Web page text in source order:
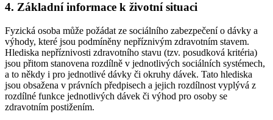
4. Základní informace k životní situaci
Fyzická osoba může požádat ze sociálního zabezpečení o dávky a
výhody, které jsou podmíněny nepříznivým zdravotním stavem.
Hlediska nepříznivosti zdravotního stavu (tzv. posudková kritéria)
jsou přitom stanovena rozdílně v jednotlivých sociálních systémech,
a to někdy i pro jednotlivé dávky či okruhy dávek. Tato hlediska
jsou obsažena v právních předpisech a jejich rozdílnost vyplývá z
rozdílné funkce jednotlivých dávek či výhod pro osoby se
zdravotním postižením.